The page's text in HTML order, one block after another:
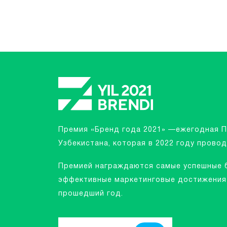
Премия «Бренд года 2021» —ежегодная
Узбекистана, которая в 2022 году
Премией награждаются самые
эффективные маркетинговые
прошедший год.